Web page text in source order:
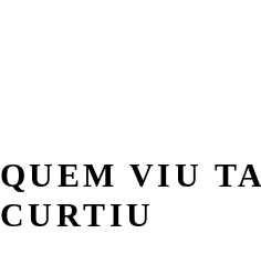
QUEM VIU
CURTIU